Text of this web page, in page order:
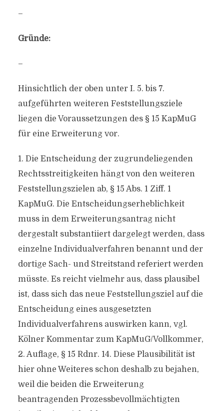
–
Gründe:
–
Hinsichtlich der oben unter I. 5. bis 7.
aufgeführten weiteren Feststellungsziele
liegen die Voraussetzungen des § 15 KapMuG
für eine Erweiterung vor.
1. Die Entscheidung der zugrundeliegenden
Rechtsstreitigkeiten hängt von den weiteren
Feststellungszielen ab, § 15 Abs. 1 Ziff. 1
KapMuG. Die Entscheidungserheblichkeit
muss in dem Erweiterungsantrag nicht
dergestalt substantiiert dargelegt werden, dass
einzelne Individualverfahren benannt und der
dortige Sach- und Streitstand referiert werden
müsste. Es reicht vielmehr aus, dass plausibel
ist, dass sich das neue Feststellungsziel auf die
Entscheidung eines ausgesetzten
Individualverfahrens auswirken kann, vgl.
Kölner Kommentar zum KapMuG/Vollkommer,
2. Auflage, § 15 Rdnr. 14. Diese Plausibilität ist
hier ohne Weiteres schon deshalb zu bejahen,
weil die beiden die Erweiterung
beantragenden Prozessbevollmächtigten